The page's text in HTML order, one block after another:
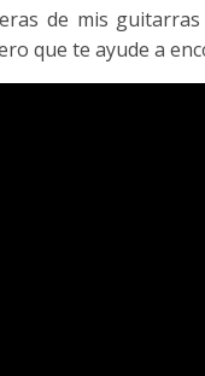
de mis
que te ayude a